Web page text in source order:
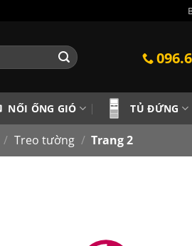
NỐI ỐNG GIÓ TỦ ĐỨNG
/ Treo tường / Trang 2